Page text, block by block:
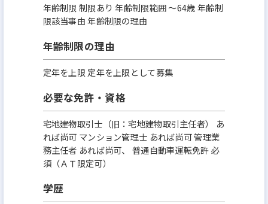
年齢制限 制限あり 年齢制限範囲 〜64歳 年齢制
限該当事由 年齢制限の理由
年齢制限の理由
定年を上限 定年を上限として募集
必要な免許・資格
宅地建物取引士（旧：宅地建物取引主任者） あ
れば尚可 マンション管理士 あれば尚可 管理業
務主任者 あれば尚可、 普通自動車運転免許 必
須（ＡＴ限定可）
学歴